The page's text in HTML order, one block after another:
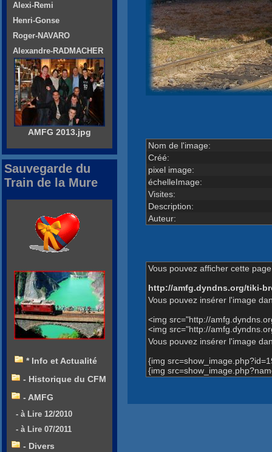
Nom de l'image:
Créé:
pixel image:
échelleImage:
Visites:
Description:
Auteur:
Vous pouvez afficher cette
http://amfg.dyndns.org/tiki-
Vous pouvez insérer l'image
<img src="http://
<img src="http://
Vous pouvez insérer l'image
{img
{img
Alexi-Remi
Henri-Gonse
Roger-NAVARO
Alexandre-RADMACHER
AMFG 2013.jpg
Sauvegarde du
Train de la Mure
* Info et Actualité
- Historique du CFM
- AMFG
- à Lire 12/2010
- à Lire 07/2011
- Divers